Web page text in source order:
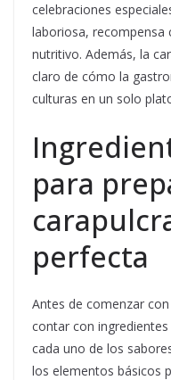
celebraciones
laboriosa, recompensa
nutritivo. Además, la
claro de cómo la
culturas en un solo
para
perfecta
Antes de comenzar
contar con
cada uno de los
los elementos básicos